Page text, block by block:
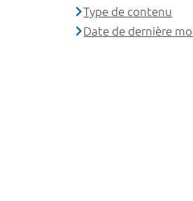
Type de contenu
Date de dernière